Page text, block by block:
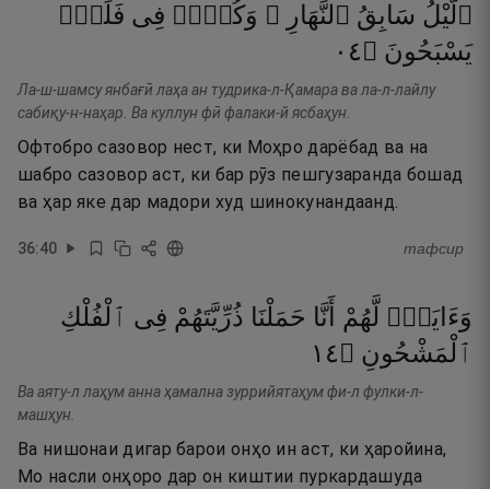
ٱلَّيْلُ سَابِقُ ٱلنَّهَارِ ۚ وَكُلٌّۭ فِى فَلَكٍۢ
يَسْبَحُونَ ۝٤٠
Ла-ш-шамсу янбағӣ лаҳа ан тудрика-л-Қамара ва ла-л-лайлу
сабиқу-н-наҳар. Ва куллун фӣ фалаки-й ясбаҳун.
Офтобро сазовор нест, ки Моҳро дарёбад ва на
шабро сазовор аст, ки бар рӯз пешгузаранда бошад
ва ҳар яке дар мадори худ шинокунандаанд.
36:40 тафсир
وَءَايَةٌۭ لَّهُمْ أَنَّا حَمَلْنَا ذُرِّيَّتَهُمْ فِى ٱلْفُلْكِ
ٱلْمَشْحُونِ ۝٤١
Ва аяту-л лаҳум анна ҳамална зуррийятаҳум фи-л фулки-л-
машҳун.
Ва нишонаи дигар барои онҳо ин аст, ки ҳаройина,
Мо насли онҳоро дар он киштии пуркардашуда